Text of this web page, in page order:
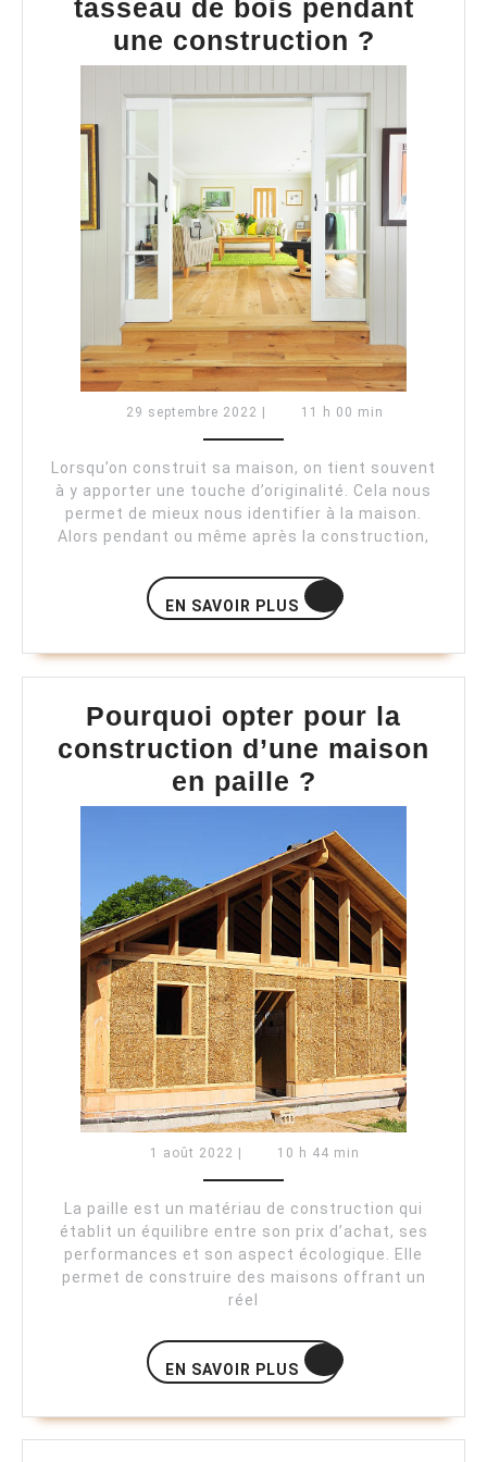
tasseau de bois pendant
une construction ?
est
du
tasseau
de
bois
?
29 septembre 2022 29
11 h 00 min
Lorsqu’on construit sa maison, on tient souvent
à y apporter une touche d’originalité. Cela nous
permet de mieux nous identifier à la maison.
Alors pendant ou même après la construction,
EN SAVOIR PLUS
EN
SAVOIR
Pourquoi opter pour la
construction d’une maison
en paille ?
opter
pour
la
d’une
maison
en
paille
?
1 août 2022 1| 10 h 44 min
La paille est un matériau de construction qui
établit un équilibre entre son prix d’achat, ses
performances et son aspect écologique. Elle
permet de construire des maisons offrant un
réel
EN SAVOIR PLUS
EN
SAVOIR